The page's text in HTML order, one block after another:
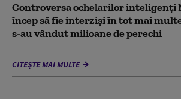
Controversa ochelarilor inteligenți
încep să fie interziși în tot mai
s-au vândut milioane de perechi
CITEȘTE MAI MULTE